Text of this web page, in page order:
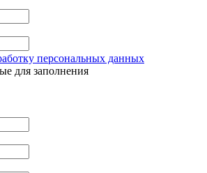
персональных данных
для заполнения